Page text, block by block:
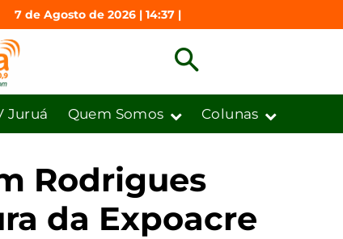
7 de Agosto de 2026 | 14:37 |
Juruá Quem Somos Colunas
Rodrigues
da Expoacre